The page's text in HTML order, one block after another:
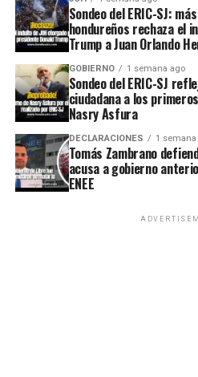
Sondeo del ERIC-SJ:
hondureños rechaza el
Trump a Juan Orlando
GOBIERNO 1 semana ago
Sondeo del ERIC-SJ
ciudadana a los
Nasry Asfura
DECLARACIONES 1 semana
Tomás Zambrano
acusa a gobierno
ENEE